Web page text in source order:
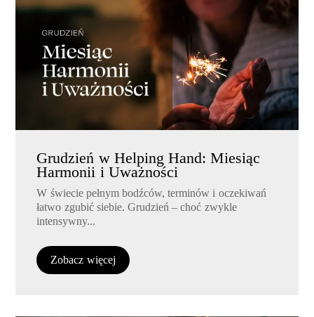
Grudzień w Helping Hand: Miesiąc
Harmonii i Uważności
W świecie pełnym bodźców, terminów i oczekiwań
łatwo zgubić siebie. Grudzień – choć zwykle
intensywny...
Zobacz więcej